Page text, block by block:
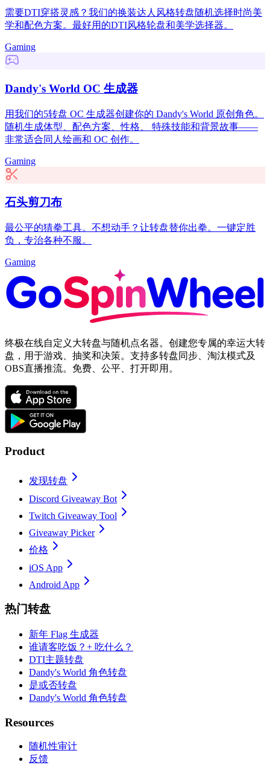
需要DTI穿搭灵感？我们的换装达人风格转盘随机选择时尚美
学和配色方案。最好用的DTI风格轮盘和美学选择器。
Gaming
Dandy's World OC 生成器
用我们的5转盘 OC 生成器创建你的 Dandy's World 原创角色。
随机生成体型、配色方案、性格、 特殊技能和背景故事——
非常适合同人绘画和 OC 创作。
Gaming
石头剪刀布
最公平的猜拳工具。不想动手？让转盘替你出拳。一键定胜
负，专治各种不服。
Gaming
终极在线自定义大转盘与随机点名器。创建您专属的幸运大转
盘，用于游戏、抽奖和决策。支持多转盘同步、淘汰模式及
OBS直播推流。免费、公平、打开即用。
Product
发现转盘
Discord Giveaway Bot
Twitch Giveaway Tool
Giveaway Picker
价格
iOS App
Android App
热门转盘
新年 Flag 生成器
谁请客吃饭？+ 吃什么？
DTI主题转盘
Dandy's World 角色转盘
是或否转盘
Dandy's World 角色转盘
Resources
随机性审计
反馈